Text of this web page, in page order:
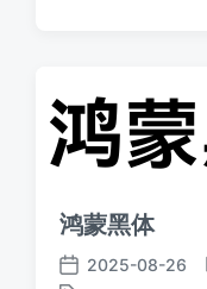
鸿蒙黑体
发
2025-08-26